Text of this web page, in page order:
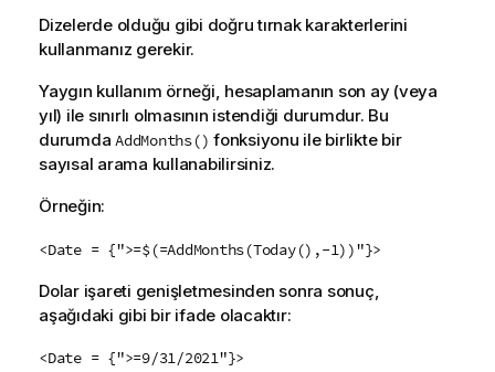
Dizelerde olduğu gibi doğru tırnak karakterlerini
kullanmanız gerekir.
Yaygın kullanım örneği, hesaplamanın son ay (veya
yıl) ile sınırlı olmasının istendiği durumdur. Bu
durumda AddMonths() fonksiyonu ile birlikte bir
sayısal arama kullanabilirsiniz.
Örneğin:
<Date = {">=$(=AddMonths(Today(),-1))"}>
Dolar işareti genişletmesinden sonra sonuç,
aşağıdaki gibi bir ifade olacaktır:
<Date = {">=9/31/2021"}>